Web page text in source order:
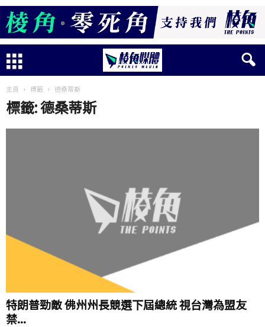
主頁 標籤 德桑蒂斯
標籤: 德桑蒂斯
特朗普勁敵 佛州州長競選下屆總統 視台灣為盟友
禁...